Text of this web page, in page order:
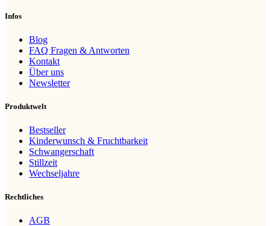
Infos
Blog
FAQ Fragen & Antworten
Kontakt
Über uns
Newsletter
Produktwelt
Bestseller
Kinderwunsch & Fruchtbarkeit
Schwangerschaft
Stillzeit
Wechseljahre
Rechtliches
AGB